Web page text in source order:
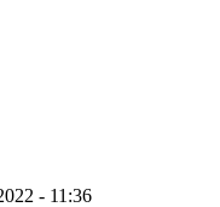
- 11:36